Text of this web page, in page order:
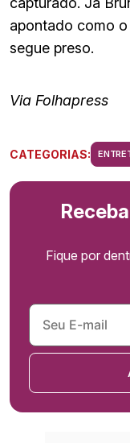
apontado como
segue preso.
Via Folhapress
CATEGORIAS:
Fique por